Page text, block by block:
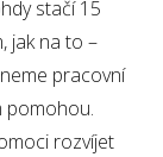
stačí 15
jak na to –
pracovní
pomohou.
rozvíjet